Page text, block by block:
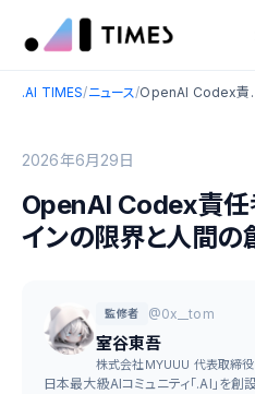
.AI TIMES/ニュース/ OpenAI
2026年6月29日
OpenAI Codex責任
インの限界と人間の
監修者 @0x__tom
室谷東吾
株式会社MYUUU 代表取締役
日本最大級AIコミュニティ「.AI」を創